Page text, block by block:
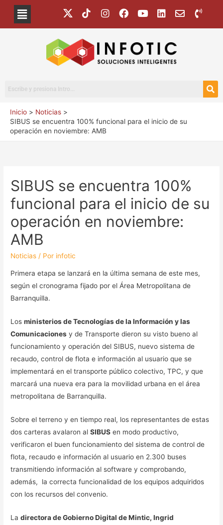
Inicio
Noticias
SIBUS se encuentra 100% funcional para el inicio de su
operación en noviembre: AMB
SIBUS se encuentra 100%
funcional para el inicio de su
operación en noviembre:
AMB
Noticias / Por infotic
Primera etapa se lanzará en la última semana de este mes,
según el cronograma fijado por el Área Metropolitana de
Barranquilla.
Losministerios de Tecnologías de la Información y las
Comunicaciones y de Transporte dieron su visto bueno al
funcionamiento y operación del SIBUS, nuevo sistema de
recaudo, control de flota e información al usuario que se
implementará en el transporte público colectivo, TPC, y que
marcará una nueva era para la movilidad urbana en el área
metropolitana de Barranquilla.
Sobre el terreno y en tiempo real, los representantes de estas
dos carteras avalaron alSIBUS en modo productivo,
verificaron el buen funcionamiento del sistema de control de
flota, recaudo e información al usuario en 2.300 buses
transmitiendo información al software y comprobando,
además, la correcta funcionalidad de los equipos adquiridos
con los recursos del convenio.
Ladirectora de Gobierno Digital de Mintic, Ingrid